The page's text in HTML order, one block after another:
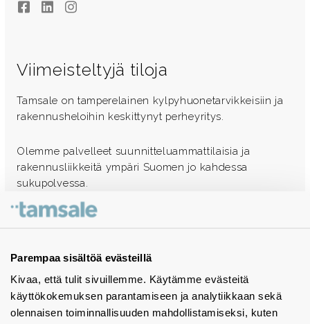
Parempaa sisältöä evästeillä
Kivaa, että tulit sivuillemme. Käytämme evästeitä
käyttökokemuksen parantamiseen ja analytiikkaan sekä
olennaisen toiminnallisuuden mahdollistamiseksi, kuten
FacebookLinkedInInstagram
Viimeisteltyjä tiloja
Tamsale on tamperelainen kylpyhuonetarvikkeisiin ja
rakennusheloihin keskittynyt perheyritys.
Olemme palvelleet suunnitteluammattilaisia ja
rakennusliikkeitä ympäri Suomen jo kahdessa
sukupolvessa.
Ota yhteyttä - autamme mielellämme
Tuotekuvastot
Instagram
BIM-objektit